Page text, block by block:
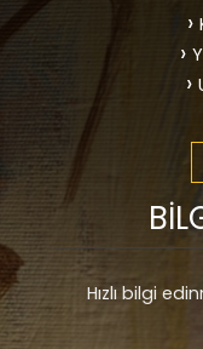
Hızlı bilgi